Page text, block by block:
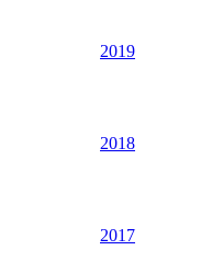
2019
2018
2017